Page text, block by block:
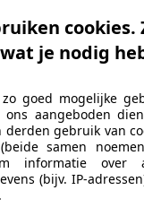
€
km
Elektro/
cookies.
wat je nodig
goed mogelijke
aangeboden
derden gebruik van
samen
informatie over
(bijv. IP-